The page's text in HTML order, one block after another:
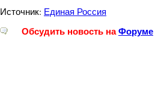
Источник: Единая Россия
Обсудить новость наФоруме